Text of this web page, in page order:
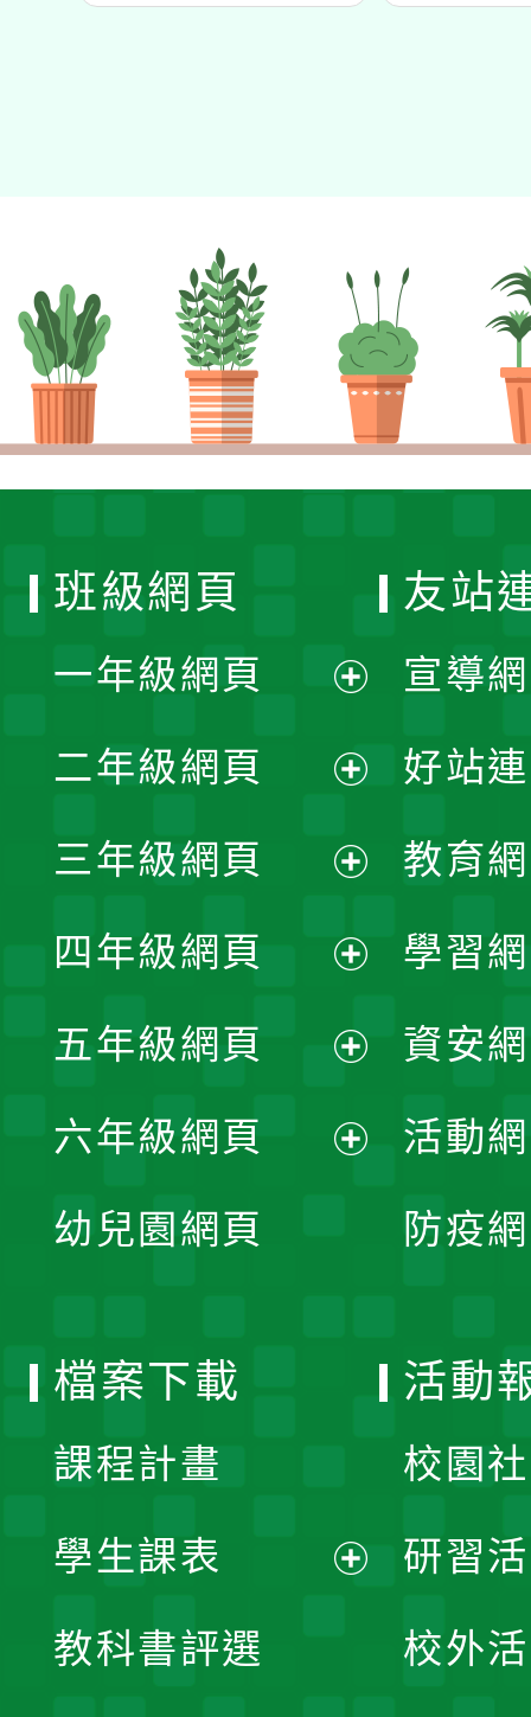
班級網頁
一年級網頁
開
選
單
二年級網頁
開
選
單
三年級網頁
開
選
單
四年級網頁
開
選
五年級網頁
開
六年級網頁
幼兒園網頁
友站
宣導
好站
教育
學習
資安
活動
防疫
檔案下載
課程計畫
學生課表
教科書評選
活動
校園
研習
校外